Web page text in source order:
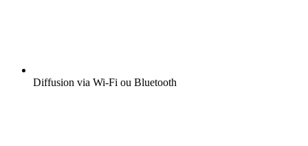
Diffusion via Wi-Fi ou Bluetooth